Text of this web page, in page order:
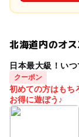
北海道内のオ
日本最大級！い
クーポン
初めての方はもち
お得に遊ぼう♪